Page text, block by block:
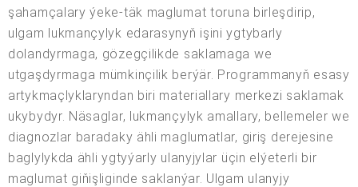
şahamçalary ýeke-täk maglumat toruna birleşdirip,
ulgam lukmançylyk edarasynyň işini ygtybarly
dolandyrmaga, gözegçilikde saklamaga we
utgaşdyrmaga mümkinçilik berýär. Programmanyň esasy
artykmaçlyklaryndan biri materiallary merkezi saklamak
ukybydyr. Näsaglar, lukmançylyk amallary, bellemeler we
diagnozlar baradaky ähli maglumatlar, giriş derejesine
baglylykda ähli ygtyýarly ulanyjylar üçin elýeterli bir
maglumat giňişliginde saklanýar. Ulgam ulanyjy